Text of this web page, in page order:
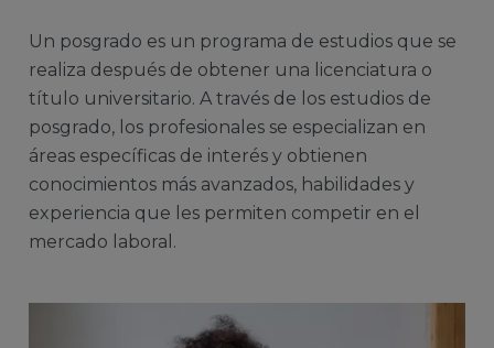
Un posgrado es un programa de estudios que se
realiza después de obtener una licenciatura o
título universitario. A través de los estudios de
posgrado, los profesionales se especializan en
áreas específicas de interés y obtienen
conocimientos más avanzados, habilidades y
experiencia que les permiten competir en el
mercado laboral.